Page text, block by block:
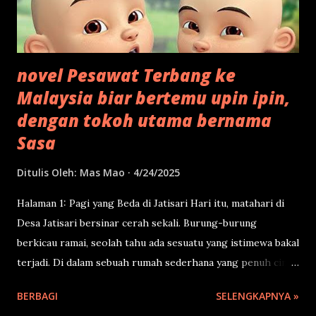
novel Pesawat Terbang ke
Malaysia biar bertemu upin ipin,
dengan tokoh utama bernama
Sasa
Ditulis Oleh: Mas Mao 4/24/2025
Halaman 1: Pagi yang Beda di Jatisari Hari itu, matahari di
Desa Jatisari bersinar cerah sekali. Burung-burung
berkicau ramai, seolah tahu ada sesuatu yang istimewa bakal
terjadi. Di dalam sebuah rumah sederhana yang penuh cinta,
duduk di depan cermin. Namanya Sasa. Umurnya 7 tahun.
BERBAGI SELENGKAPNYA »